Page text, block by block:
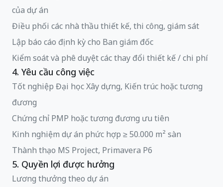
của dự án
Điều phối các nhà thầu thiết kế, thi công, giám sát
Lập báo cáo định kỳ cho Ban giám đốc
Kiểm soát và phê duyệt các thay đổi thiết kế / chi phí
4. Yêu cầu công việc
Tốt nghiệp Đại học Xây dựng, Kiến trúc hoặc tương
đương
Chứng chỉ PMP hoặc tương đương ưu tiên
Kinh nghiệm dự án phức hợp ≥ 50.000 m² sàn
Thành thạo MS Project, Primavera P6
5. Quyền lợi được hưởng
Lương thưởng theo dự án